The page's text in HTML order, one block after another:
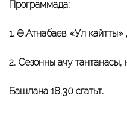
Программада:
1. Ә.Атнабаев «Ул кайтты»
2. Сезонны ачу тантанасы,
Башлана 18.30 сәгатьтә.